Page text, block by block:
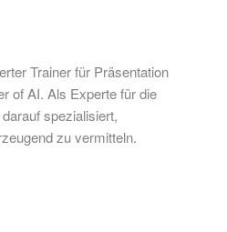
Trainer für Präsentation
of AI. Als Experte für die
spezialisiert,
zu vermitteln.